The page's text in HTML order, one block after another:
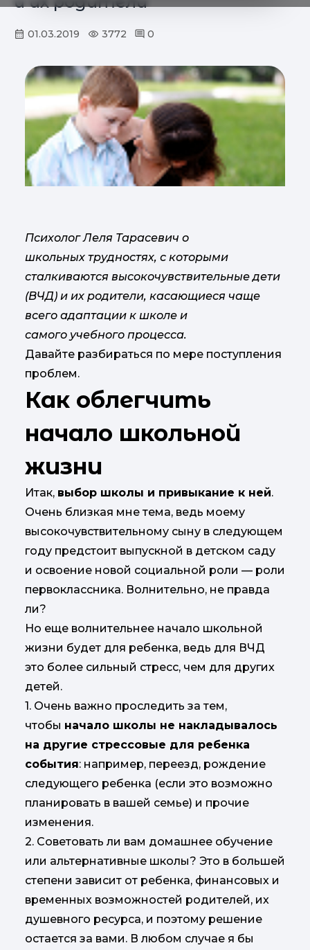
01.03.2019 3772 0
Психолог Леля Тарасевич о
школьных трудностях, с которыми
сталкиваются высокочувствительные дети
(ВЧД) и их родители, касающиеся чаще
всего адаптации к школе и
самого учебного процесса.
Давайте разбираться по мере поступления
проблем.
Как облегчить
начало школьной
жизни
Итак, выбор школы и привыкание к ней.
Очень близкая мне тема, ведь моему
высокочувствительному сыну в следующем
году предстоит выпускной в детском саду
и освоение новой социальной роли — роли
первоклассника. Волнительно, не правда
ли?
Но еще волнительнее начало школьной
жизни будет для ребенка, ведь для ВЧД
это более сильный стресс, чем для других
детей.
1. Очень важно проследить за тем,
чтобы начало школы не накладывалось
на другие стрессовые для ребенка
события: например, переезд, рождение
следующего ребенка (если это возможно
планировать в вашей семье) и прочие
изменения.
2. Советовать ли вам домашнее обучение
или альтернативные школы? Это в большей
степени зависит от ребенка, финансовых и
временных возможностей родителей, их
душевного ресурса, и поэтому решение
остается за вами. В любом случае я бы